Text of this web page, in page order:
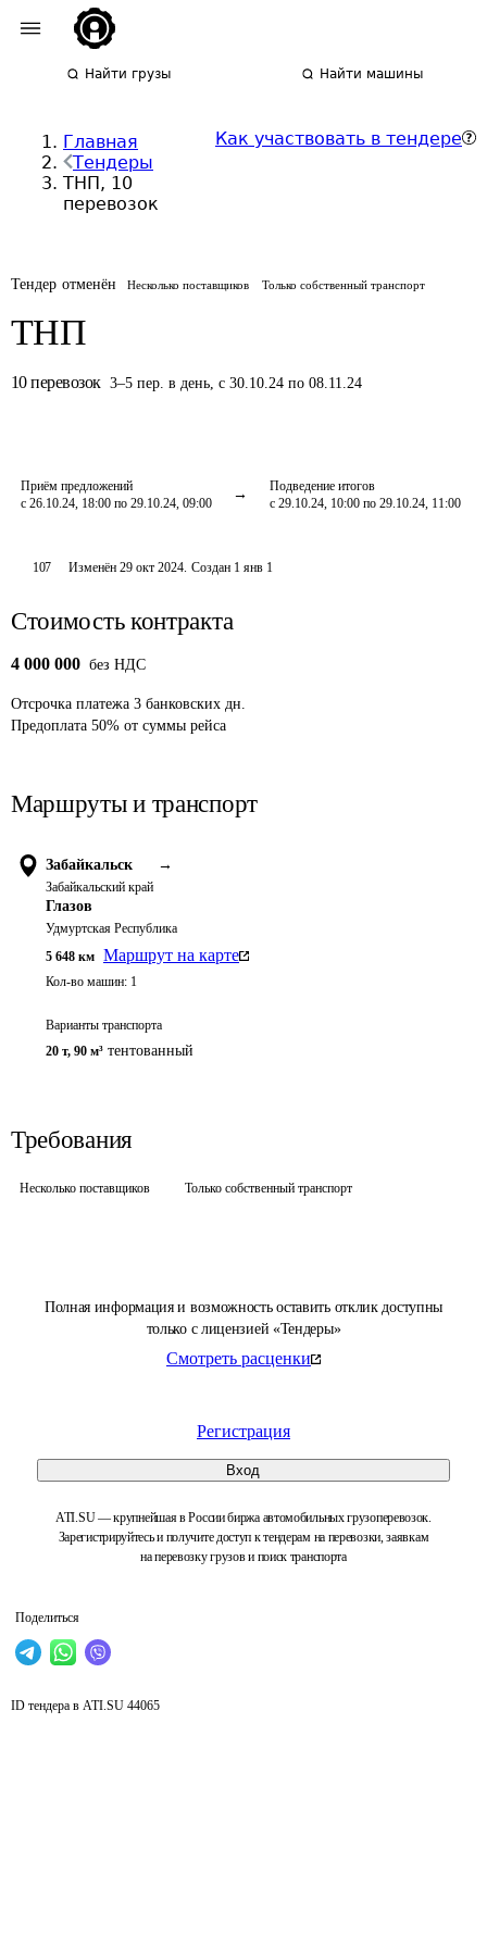
Найти грузы Найти машины
Главная
Тендеры
ТНП, 10
перевозок
Как участвовать в тендере
Тендер отменён Несколько поставщиков Только собственный транспорт
ТНП
10 перевозок 3–5 пер. в день, с 30.10.24 по 08.11.24
Приём предложений
с 26.10.24, 18:00 по 29.10.24, 09:00
Подведение итогов
с 29.10.24, 10:00 по 29.10.24, 11:00
Полная информация и возможность оставить отклик доступны
только с лицензией «Тендеры»
Смотреть расценки
Регистрация
Вход
ATI.SU — крупнейшая в России биржа автомобильных грузоперевозок.
Зарегистрируйтесь и получите доступ к тендерам на перевозки, заявкам
на перевозку грузов и поиск транспорта
Поделиться
107 Изменён29 окт 2024. Создан 1 янв 1
Стоимость контракта
4 000 000 без НДС
Отсрочка платежа 3 банковских дн.
Предоплата 50% от суммы рейса
Маршруты и транспорт
Забайкальск →
Забайкальский край
Глазов
Удмуртская Республика
5 648 км Маршрут на карте
Кол-во машин: 1
Варианты транспорта
20 т, 90 м³ тентованный
Требования
Несколько поставщиков Только собственный транспорт
ID тендера в ATI.SU 44065